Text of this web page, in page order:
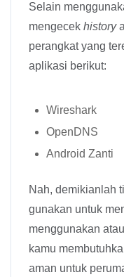
Selain
mengecek history
perangkat yang
aplikasi berikut:
Wireshark
OpenDNS
Android Zanti
Nah, demikianlah
gunakan untuk
menggunakan
kamu
aman untuk